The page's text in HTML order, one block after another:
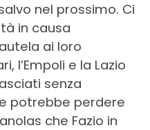
nel prossimo. Ci
in causa
ai loro
l’Empoli e la Lazio
senza
potrebbe perdere
che Fazio in